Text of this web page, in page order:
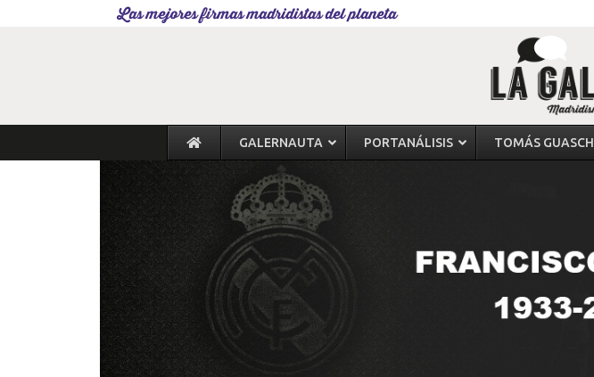
Las mejores firmas madridistas del planeta
GALERNAUTA PORTANÁLISIS TOMÁS GUASCH